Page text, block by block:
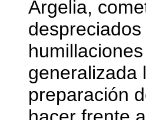
Argelia,
generalizada
preparación